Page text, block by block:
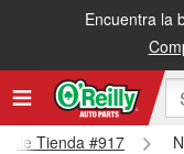
Encuentra la
Tienda #917